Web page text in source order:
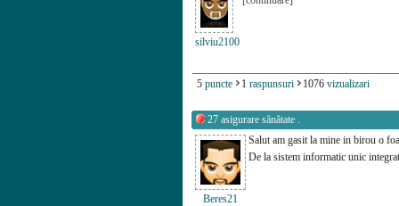
silviu2100
5 puncte 1 raspunsuri 1076 vizualizari
27 asigurare sănătate .
Beres21
Salut am gasit la mine in birou o
De la sistem informatic unic